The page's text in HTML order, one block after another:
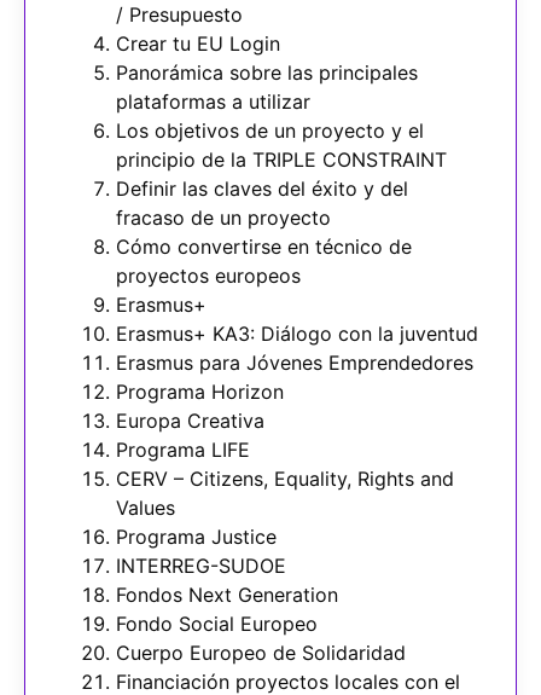
/ Presupuesto
Crear tu EU Login
Panorámica sobre las principales
plataformas a utilizar
Los objetivos de un proyecto y el
principio de la TRIPLE CONSTRAINT
Definir las claves del éxito y del
fracaso de un proyecto
Cómo convertirse en técnico de
proyectos europeos
Erasmus+
Erasmus+ KA3: Diálogo con la juventud
Erasmus para Jóvenes Emprendedores
Programa Horizon
Europa Creativa
Programa LIFE
CERV – Citizens, Equality, Rights and
Values
Programa Justice
INTERREG-SUDOE
Fondos Next Generation
Fondo Social Europeo
Cuerpo Europeo de Solidaridad
Financiación proyectos locales con el